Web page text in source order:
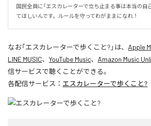
国民全員に「エスカレーターで立ち止まる事は本当の自
てほしいんです。ルールを守ってわがままになれ！
なお「エスカレーターで歩くこと? 」は、 Apple
LINE MUSIC、 YouTube Music、 Amazon Music
信サービスで聴くことができる。
各配信サービス： エスカレーターで歩くこと?